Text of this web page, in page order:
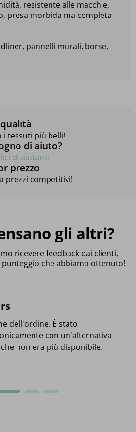
resistente alle macchie,
presa morbida ma completa
pannelli murali, borse,
i tessuti più belli!
di aiuto?
di aiutarti!
prezzo
prezzi competitivi!
gli altri?
ricevere feedback dai clienti,
che abbiamo ottenuto!
dell'ordine. È stato
con un'alternativa
non era più disponibile.